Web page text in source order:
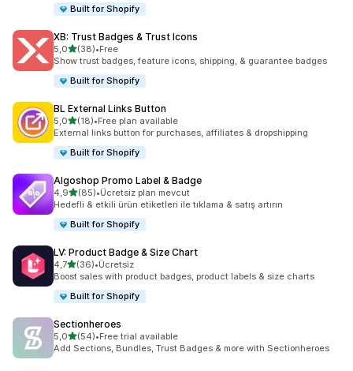
Built for Shopify
XB: Trust Badges & Trust Icons
5,05 yıldız üzerinden
(38)
toplam 38 değerlendirme
•Free
Show trust badges, feature icons, shipping, & guarantee badges
Built for Shopify
BL External Links Button
5,05 yıldız üzerinden
(18)
toplam 18 değerlendirme
•Free plan available
External links button for purchases, affiliates & dropshipping
Built for Shopify
Algoshop Promo Label & Badge
4,95 yıldız üzerinden
(85)
toplam 85 değerlendirme
•Ücretsiz plan mevcut
Hedefli & etkili ürün etiketleri ile tıklama & satış artırın
Built for Shopify
LV: Product Badge & Size Chart
4,75 yıldız üzerinden
(36)
toplam 36 değerlendirme
•Ücretsiz
Boost sales with product badges, product labels & size charts
Built for Shopify
Sectionheroes
5,05 yıldız üzerinden
(54)
toplam 54 değerlendirme
•Free trial available
Add Sections, Bundles, Trust Badges & more with Sectionheroes